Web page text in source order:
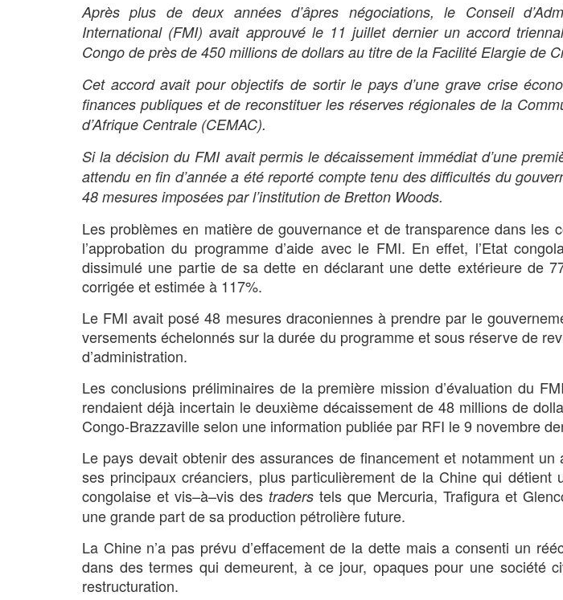
Après plus de deux années d’âpres négociations, le Conseil
International (FMI) avait approuvé le 11 juillet dernier un accord
Congo de près de 450 millions de dollars au titre de la Facilité Elargie de
Cet accord avait pour objectifs de sortir le pays d’une grave crise
finances publiques et de reconstituer les réserves régionales de la
d’Afrique Centrale (CEMAC).
Si la décision du FMI avait permis le décaissement immédiat d’une
attendu en fin d’année a été reporté compte tenu des difficultés du
48 mesures imposées par l’institution de Bretton Woods.
Les problèmes en matière de gouvernance et de transparence dans les
l’approbation du programme d’aide avec le FMI. En effet, l’Etat
dissimulé une partie de sa dette en déclarant une dette extérieure de
corrigée et estimée à 117%.
Le FMI avait posé 48 mesures draconiennes à prendre par le
versements échelonnés sur la durée du programme et sous réserve de
d’administration.
Les conclusions préliminaires de la première mission d’évaluation du
rendaient déjà incertain le deuxième décaissement de 48 millions de
Congo-Brazzaville selon une information publiée par RFI le 9 novembre
Le pays devait obtenir des assurances de financement et notamment
ses principaux créanciers, plus particulièrement de la Chine qui
congolaise et vis–à–vis des traderstels que Mercuria, Trafigura et
une grande part de sa production pétrolière future.
La Chine n’a pas prévu d’effacement de la dette mais a consenti un
dans des termes qui demeurent, à ce jour, opaques pour une société
restructuration.